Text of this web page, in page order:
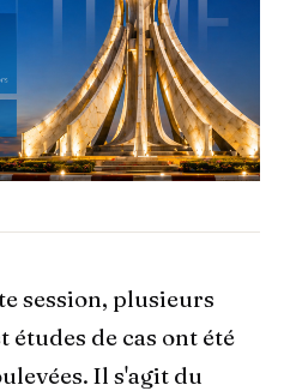
session, plusieurs
études de cas ont été
Il s'agit du